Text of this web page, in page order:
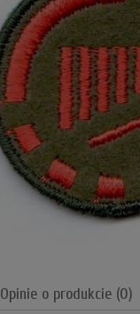
Opinie o produkcie (0)